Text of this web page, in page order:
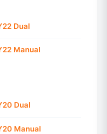
Dual
Manual
Dual
Manual